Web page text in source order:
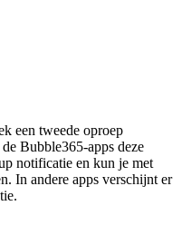
een tweede oproep
Bubble365-apps deze
notificatie en kun je met
In andere apps verschijnt er